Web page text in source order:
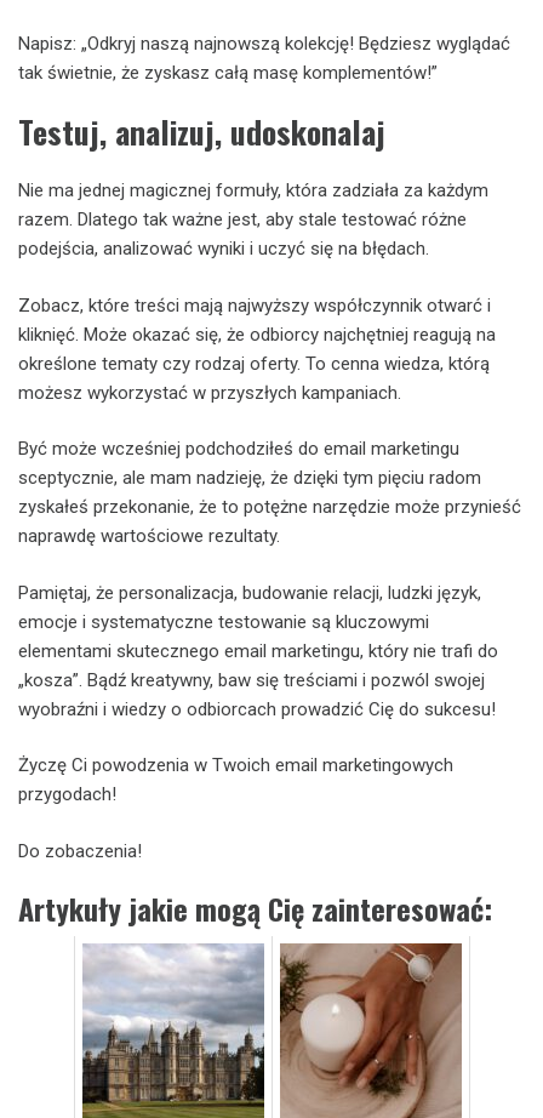
Napisz: „Odkryj naszą najnowszą kolekcję! Będziesz wyglądać
tak świetnie, że zyskasz całą masę komplementów!”
Testuj, analizuj, udoskonalaj
Nie ma jednej magicznej formuły, która zadziała za każdym
razem. Dlatego tak ważne jest, aby stale testować różne
podejścia, analizować wyniki i uczyć się na błędach.
Zobacz, które treści mają najwyższy współczynnik otwarć i
kliknięć. Może okazać się, że odbiorcy najchętniej reagują na
określone tematy czy rodzaj oferty. To cenna wiedza, którą
możesz wykorzystać w przyszłych kampaniach.
Być może wcześniej podchodziłeś do email marketingu
sceptycznie, ale mam nadzieję, że dzięki tym pięciu radom
zyskałeś przekonanie, że to potężne narzędzie może przynieść
naprawdę wartościowe rezultaty.
Pamiętaj, że personalizacja, budowanie relacji, ludzki język,
emocje i systematyczne testowanie są kluczowymi
elementami skutecznego email marketingu, który nie trafi do
„kosza”. Bądź kreatywny, baw się treściami i pozwól swojej
wyobraźni i wiedzy o odbiorcach prowadzić Cię do sukcesu!
Życzę Ci powodzenia w Twoich email marketingowych
przygodach!
Do zobaczenia!
Artykuły jakie mogą Cię zainteresować: